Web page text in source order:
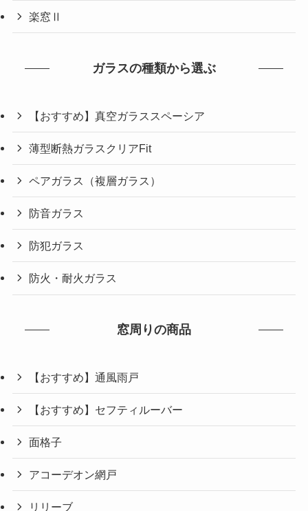
楽窓Ⅱ
ガラスの種類から選ぶ
【おすすめ】真空ガラススペーシア
薄型断熱ガラスクリアFit
ペアガラス（複層ガラス）
防音ガラス
防犯ガラス
防火・耐火ガラス
窓周りの商品
【おすすめ】通風雨戸
【おすすめ】セフティルーバー
面格子
アコーデオン網戸
リリーブ